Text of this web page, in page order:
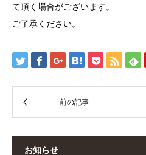
て頂く場合がございます。
ご了承ください。
お知らせ